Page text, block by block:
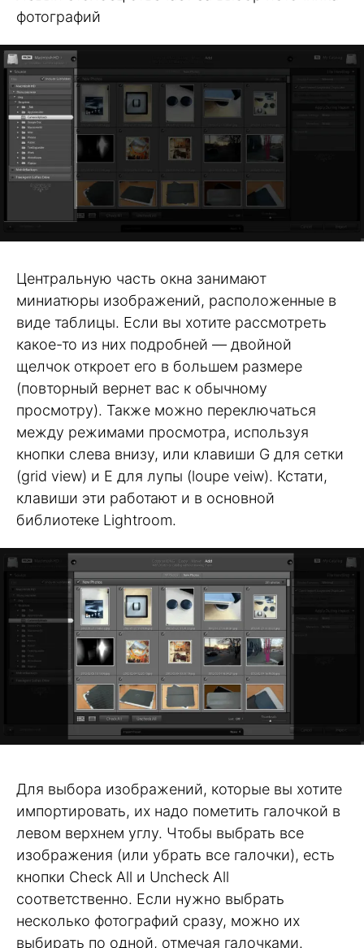
фотографий
Центральную часть окна занимают
миниатюры изображений, расположенные в
виде таблицы. Если вы хотите рассмотреть
какое-то из них подробней — двойной
щелчок откроет его в большем размере
(повторный вернет вас к обычному
просмотру). Также можно переключаться
между режимами просмотра, используя
кнопки слева внизу, или клавиши G для сетки
(grid view) и E для лупы (loupe veiw). Кстати,
клавиши эти работают и в основной
библиотеке Lightroom.
Для выбора изображений, которые вы хотите
импортировать, их надо пометить галочкой в
левом верхнем углу. Чтобы выбрать все
изображения (или убрать все галочки), есть
кнопки Check All и Uncheck All
соответственно. Если нужно выбрать
несколько фотографий сразу, можно их
выбирать по одной, отмечая галочками.